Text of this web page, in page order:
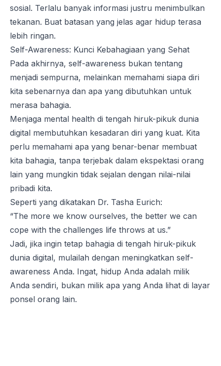
sosial. Terlalu banyak informasi justru menimbulkan
tekanan. Buat batasan yang jelas agar hidup terasa
lebih ringan.
Self-Awareness: Kunci Kebahagiaan yang Sehat
Pada akhirnya, self-awareness bukan tentang
menjadi sempurna, melainkan memahami siapa diri
kita sebenarnya dan apa yang dibutuhkan untuk
merasa bahagia.
Menjaga mental health di tengah hiruk-pikuk dunia
digital membutuhkan kesadaran diri yang kuat. Kita
perlu memahami apa yang benar-benar membuat
kita bahagia, tanpa terjebak dalam ekspektasi orang
lain yang mungkin tidak sejalan dengan nilai-nilai
pribadi kita.
Seperti yang dikatakan Dr. Tasha Eurich:
“The more we know ourselves, the better we can
cope with the challenges life throws at us.”
Jadi, jika ingin tetap bahagia di tengah hiruk-pikuk
dunia digital, mulailah dengan meningkatkan self-
awareness Anda. Ingat, hidup Anda adalah milik
Anda sendiri, bukan milik apa yang Anda lihat di layar
ponsel orang lain.